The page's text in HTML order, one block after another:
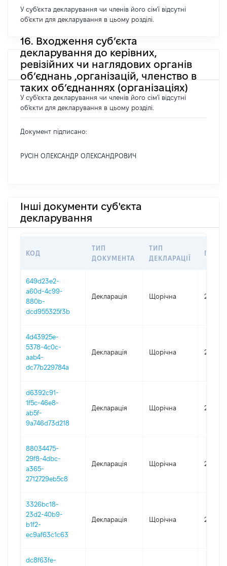
У суб'єкта декларування чи членів його сім'ї відсутні
об'єкти для декларування в цьому розділі.
16. Входження суб’єкта
декларування до керівних,
ревізійних чи наглядових органів
об’єднань ,організацій, членство в
таких об’єднаннях (організаціях)
У суб'єкта декларування чи членів його сім'ї відсутні
об'єкти для декларування в цьому розділі.
Документ підписано:
РУСІН ОЛЕКСАНДР ОЛЕКСАНДРОВИЧ
Інші документи суб'єкта
декларування
КОД
ТИП
ДОКУМЕНТА
ТИП
ДЕКЛАРАЦІЇ
649d23e2-
a60d-4c99-
880b-
dcd955325f3b
Декларація Щорічна 2025
4d43925e-
5378-4c0c-
aab4-
dc77b229784a
Декларація Щорічна 2024
d6392c91-
1f5c-46e8-
ab5f-
9a746d73d218
Декларація Щорічна 2022
88034475-
29f8-4dbc-
a365-
2712729eb5c8
Декларація Щорічна 2021
3326bc18-
23d2-40b9-
b1f2-
ec9af63c1c63
Декларація Щорічна 2020
dc8f63fe-